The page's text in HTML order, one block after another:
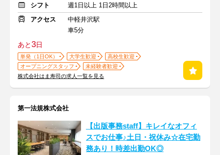
シフト
週1日以上 1日2時間以上
アクセス
中軽井沢駅
車5分
あと3日
単発（1日OK） 大学生歓迎
高校生歓迎
オープニングスタッフ
未経験者歓迎
株式会社はま寿司の求人一覧を見る
第一法規株式会社
【出版事務staff】キレイなオフィ
スでお仕事♪土日・祝休み☆在宅勤
務あり！時差出勤OK◎